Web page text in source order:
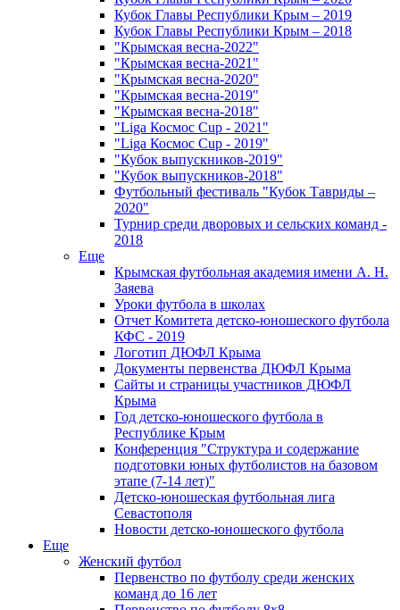
Кубок Главы Республики Крым – 2019
Кубок Главы Республики Крым – 2018
"Крымская весна-2022"
"Крымская весна-2021"
"Крымская весна-2020"
"Крымская весна-2019"
"Крымская весна-2018"
"Liga Космос Cup - 2021"
"Liga Космос Cup - 2019"
"Кубок выпускников-2019"
"Кубок выпускников-2018"
Футбольный фестиваль "Кубок Тавриды –
2020"
Турнир среди дворовых и сельских команд -
2018
Еще
Крымская футбольная академия имени А. Н.
Заяева
Уроки футбола в школах
Отчет Комитета детско-юношеского футбола
КФС - 2019
Логотип ДЮФЛ Крыма
Документы первенства ДЮФЛ Крыма
Сайты и страницы участников ДЮФЛ
Крыма
Год детско-юношеского футбола в
Республике Крым
Конференция "Структура и содержание
подготовки юных футболистов на базовом
этапе (7-14 лет)"
Детско-юношеская футбольная лига
Севастополя
Новости детско-юношеского футбола
Еще
Женский футбол
Первенство по футболу среди женских
команд до 16 лет